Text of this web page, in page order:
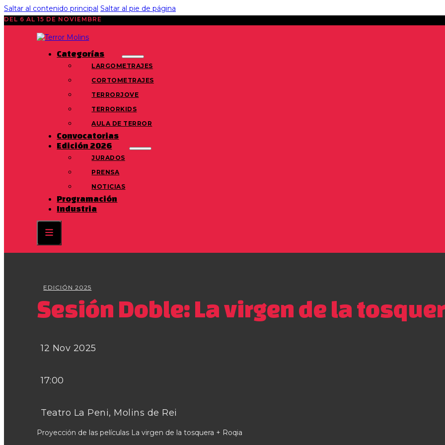
Saltar al contenido principal Saltar al pie de página
DEL 6 AL 15 DE NOVIEMBRE
Categorías
LARGOMETRAJES
CORTOMETRAJES
TERRORJOVE
TERRORKIDS
AULA DE TERROR
Convocatorias
Edición 2026
JURADOS
PRENSA
NOTICIAS
Programación
Industria
EDICIÓN 2025
Sesión Doble: La virgen de la
12 Nov 2025
17:00
Teatro La Peni, Molins de Rei
Proyección de las películas La virgen de la tosquera + Roqia